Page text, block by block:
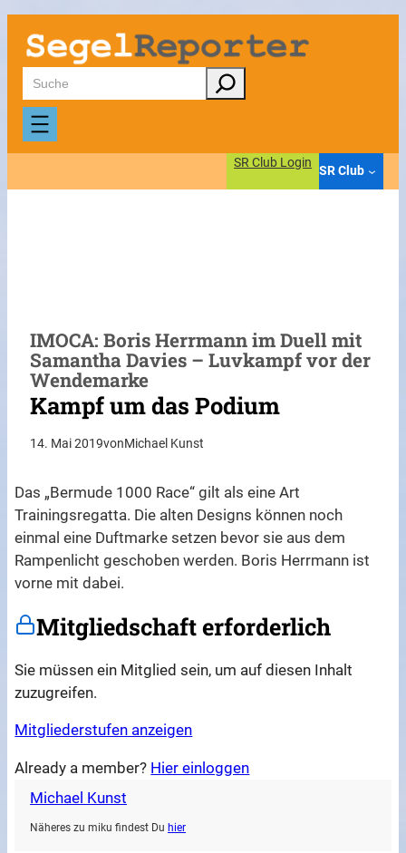
Zum
Inhalt
springen
Suchen
SR Club Login
SR Club
IMOCA: Boris Herrmann im Duell mit
Samantha Davies – Luvkampf vor der
Wendemarke
Kampf um das Podium
14. Mai 2019vonMichael Kunst
Das „Bermude 1000 Race“ gilt als eine Art
Trainingsregatta. Die alten Designs können noch
einmal eine Duftmarke setzen bevor sie aus dem
Rampenlicht geschoben werden. Boris Herrmann ist
vorne mit dabei.
Mitgliedschaft erforderlich
Sie müssen ein Mitglied sein, um auf diesen Inhalt
zuzugreifen.
Mitgliederstufen anzeigen
Already a member? Hier einloggen
Michael Kunst
Näheres zu miku findest Du hier